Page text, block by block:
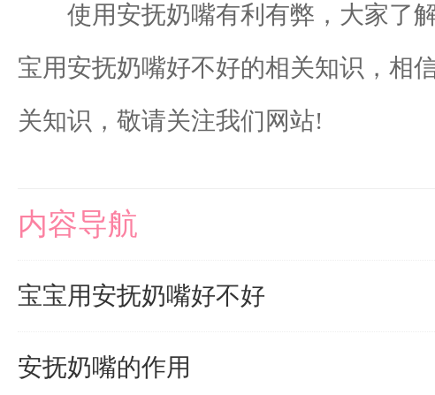
使用安抚奶嘴有利有弊，大家了解
宝用安抚奶嘴好不好的相关知识，相
关知识，敬请关注我们网站!
内容导航
宝宝用安抚奶嘴好不好
安抚奶嘴的作用